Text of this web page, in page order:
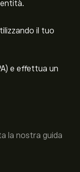
il tuo
e effettua un
la nostra guida